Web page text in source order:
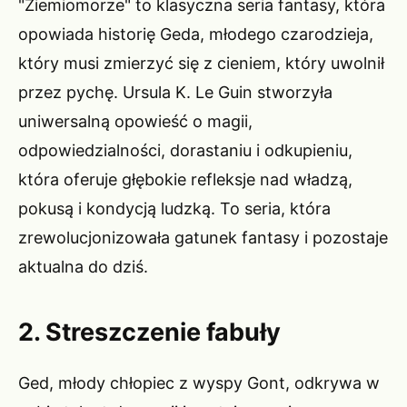
"Ziemiomorze" to klasyczna seria fantasy, która
opowiada historię Geda, młodego czarodzieja,
który musi zmierzyć się z cieniem, który uwolnił
przez pychę. Ursula K. Le Guin stworzyła
uniwersalną opowieść o magii,
odpowiedzialności, dorastaniu i odkupieniu,
która oferuje głębokie refleksje nad władzą,
pokusą i kondycją ludzką. To seria, która
zrewolucjonizowała gatunek fantasy i pozostaje
aktualna do dziś.
2. Streszczenie fabuły
Ged, młody chłopiec z wyspy Gont, odkrywa w